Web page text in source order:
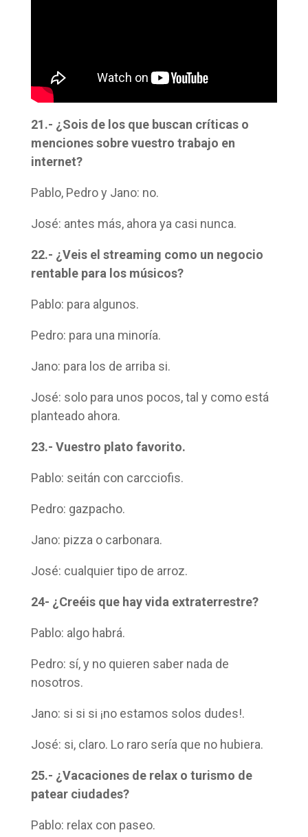
21.- ¿Sois de los que buscan críticas o
menciones sobre vuestro trabajo en
internet?
Pablo, Pedro y Jano: no.
José: antes más, ahora ya casi nunca.
22.- ¿Veis el streaming como un negocio
rentable para los músicos?
Pablo: para algunos.
Pedro: para una minoría.
Jano: para los de arriba si.
José: solo para unos pocos, tal y como está
planteado ahora.
23.- Vuestro plato favorito.
Pablo: seitán con carcciofis.
Pedro: gazpacho.
Jano: pizza o carbonara.
José: cualquier tipo de arroz.
24- ¿Creéis que hay vida extraterrestre?
Pablo: algo habrá.
Pedro: sí, y no quieren saber nada de
nosotros.
Jano: si si si ¡no estamos solos dudes!.
José: si, claro. Lo raro sería que no hubiera.
25.- ¿Vacaciones de relax o turismo de
patear ciudades?
Pablo: relax con paseo.